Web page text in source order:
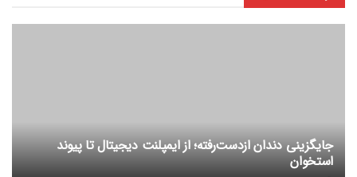
جایگزینی دندان ازدست‌رفته؛ از ایمپلنت دیجیتال تا پیوند
استخوان